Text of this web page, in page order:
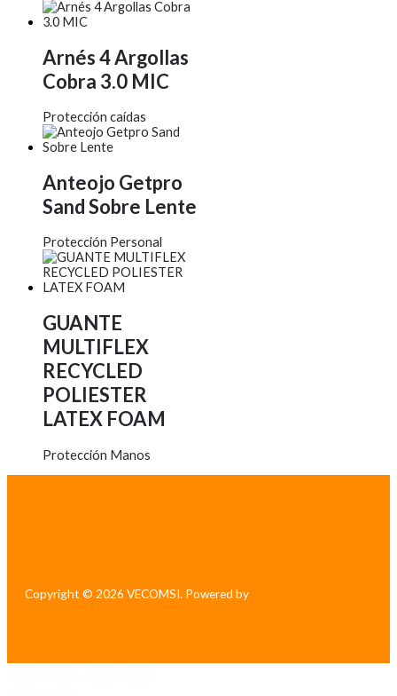
Arnés 4 Argollas
Cobra 3.0 MIC
Protección caídas
Anteojo Getpro
Sand Sobre Lente
Protección Personal
GUANTE
MULTIFLEX
RECYCLED
POLIESTER
LATEX FOAM
Protección Manos
Copyright © 2026 VECOMSI. Powered by